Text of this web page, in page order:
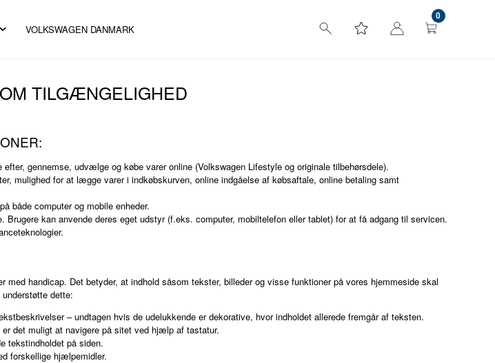
VOLKSWAGEN DANMARK
0
TILGÆNGELIGHED
gennemse, udvælge og købe varer online (Volkswagen Lifestyle og originale tilbehørsdele).
mulighed for at lægge varer i indkøbskurven, online indgåelse af købsaftale, online betaling samt
både computer og mobile enheder.
kan anvende deres eget udstyr (f.eks. computer, mobiltelefon eller tablet) for at få adgang til servicen.
handicap. Det betyder, at indhold såsom tekster, billeder og visse funktioner på vores hjemmeside skal
dette:
– undtagen hvis de udelukkende er dekorative, hvor indholdet allerede fremgår af teksten.
det muligt at navigere på sitet ved hjælp af tastatur.
tekstindholdet på siden.
forskellige hjælpemidler.